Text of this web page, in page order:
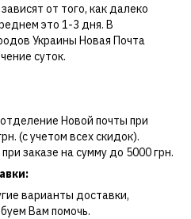
от того, как далеко
это 1-3 дня. В
Украины Новая Почта
суток.
Новой почты при
(с учетом всех скидок).
заказе на сумму до 5000 грн.
варианты доставки,
Вам помочь.